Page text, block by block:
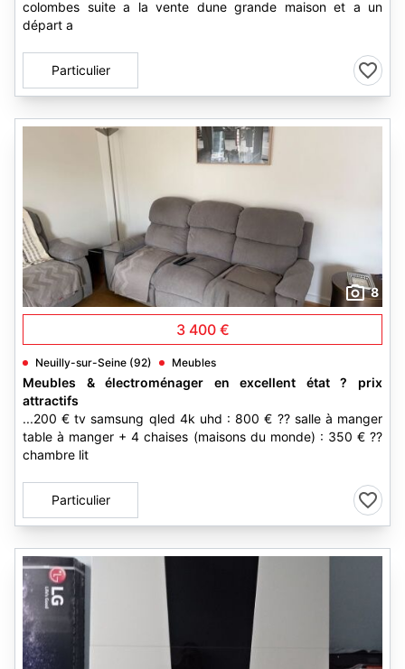
colombes suite a la vente dune grande maison et a un
départ a
Particulier
8
3 400 €
Neuilly-sur-Seine (92) Meubles
Meubles & électroménager en excellent état ? prix
attractifs
...200 € tv samsung qled 4k uhd : 800 € ?? salle à manger
table à manger + 4 chaises (maisons du monde) : 350 € ??
chambre lit
Particulier